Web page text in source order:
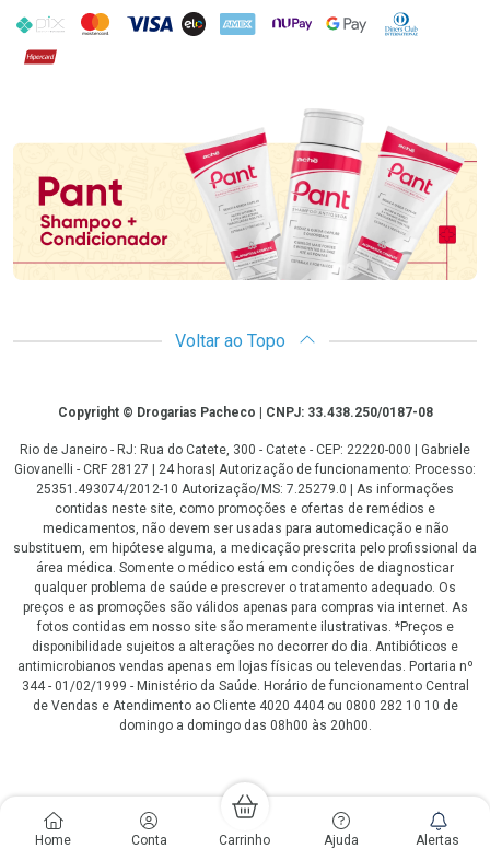
Home Conta Carrinho Ajuda Alertas
PIX MasterCard
VISA ELO AMEX NuPay Google PayDiners Club
Hipercard
Promoção em Destaque
Voltar ao Topo
CopyrightCopyright © Drogarias Pacheco | CNPJ: 33.438.250/0187-08
Rio de Janeiro - RJ: Rua do Catete, 300 - Catete - CEP: 22220-000 | Gabriele
Giovanelli - CRF 28127 | 24 horas| Autorização de funcionamento: Processo:
25351.493074/2012-10 Autorização/MS: 7.25279.0 | As informações
contidas neste site, como promoções e ofertas de remédios e
medicamentos, não devem ser usadas para automedicação e não
substituem, em hipótese alguma, a medicação prescrita pelo profissional da
área médica. Somente o médico está em condições de diagnosticar
qualquer problema de saúde e prescrever o tratamento adequado. Os
preços e as promoções são válidos apenas para compras via internet. As
fotos contidas em nosso site são meramente ilustrativas. *Preços e
disponibilidade sujeitos a alterações no decorrer do dia. Antibióticos e
antimicrobianos vendas apenas em lojas físicas ou televendas. Portaria nº
344 - 01/02/1999 - Ministério da Saúde. Horário de funcionamento Central
de Vendas e Atendimento ao Cliente 4020 4404 ou 0800 282 10 10 de
domingo a domingo das 08h00 às 20h00.